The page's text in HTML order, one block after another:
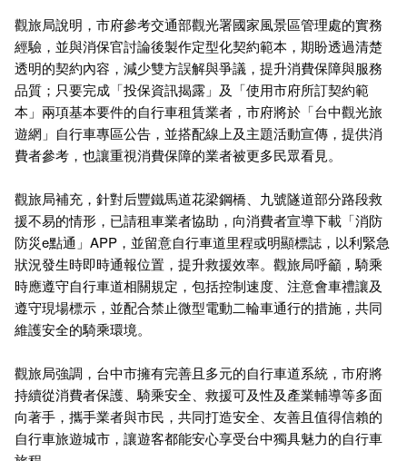
觀旅局說明，市府參考交通部觀光署國家風景區管理處的實務
經驗，並與消保官討論後製作定型化契約範本，期盼透過清楚
透明的契約內容，減少雙方誤解與爭議，提升消費保障與服務
品質；只要完成「投保資訊揭露」及「使用市府所訂契約範
本」兩項基本要件的自行車租賃業者，市府將於「台中觀光旅
遊網」自行車專區公告，並搭配線上及主題活動宣傳，提供消
費者參考，也讓重視消費保障的業者被更多民眾看見。
觀旅局補充，針對后豐鐵馬道花梁鋼橋、九號隧道部分路段救
援不易的情形，已請租車業者協助，向消費者宣導下載「消防
防災e點通」APP，並留意自行車道里程或明顯標誌，以利緊急
狀況發生時即時通報位置，提升救援效率。觀旅局呼籲，騎乘
時應遵守自行車道相關規定，包括控制速度、注意會車禮讓及
遵守現場標示，並配合禁止微型電動二輪車通行的措施，共同
維護安全的騎乘環境。
觀旅局強調，台中市擁有完善且多元的自行車道系統，市府將
持續從消費者保護、騎乘安全、救援可及性及產業輔導等多面
向著手，攜手業者與市民，共同打造安全、友善且值得信賴的
自行車旅遊城市，讓遊客都能安心享受台中獨具魅力的自行車